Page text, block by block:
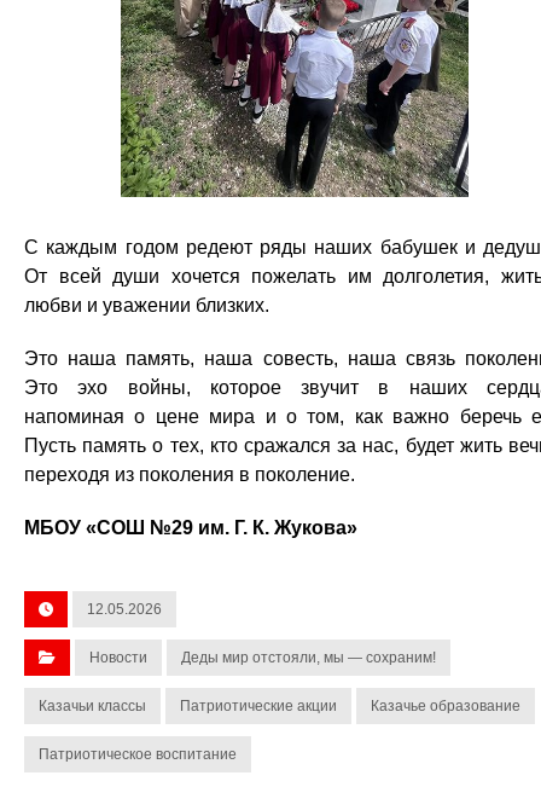
С каждым годом редеют ряды наших бабушек и
От всей души хочется пожелать им долголетия,
любви и уважении близких.
Это наша память, наша совесть, наша связь
Это эхо войны, которое звучит в наших
напоминая о цене мира и о том, как важно беречь
Пусть память о тех, кто сражался за нас, будет жить
переходя из поколения в поколение.
МБОУ «СОШ №29 им. Г. К. Жукова»
12.05.2026
Новости Деды мир отстояли, мы — сохраним!
Казачьи классы Патриотические акции Казачье образование
Патриотическое воспитание